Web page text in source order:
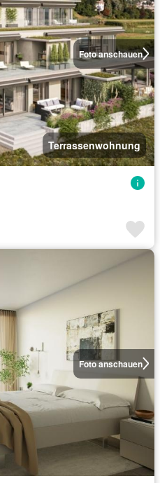
Foto anschauen
Terrassenwohnung
Foto anschauen